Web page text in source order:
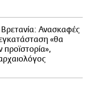
Ανασκαφές
«θα